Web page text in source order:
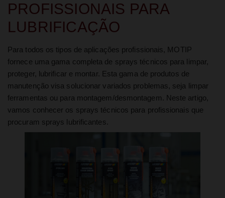
PROFISSIONAIS PARA
LUBRIFICAÇÃO
Para todos os tipos de aplicações profissionais, MOTIP
fornece uma gama completa de sprays técnicos para limpar,
proteger, lubrificar e montar. Esta gama de produtos de
manutenção visa solucionar variados problemas, seja limpar
ferramentas ou para montagem/desmontagem. Neste artigo,
vamos conhecer os sprays técnicos para profissionais que
procuram sprays lubrificantes.